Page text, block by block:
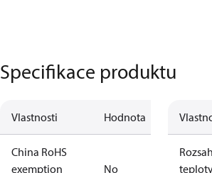
Specifikace produktu
Vlastnosti Hodnota
China RoHS
exemption
No
Rozsah